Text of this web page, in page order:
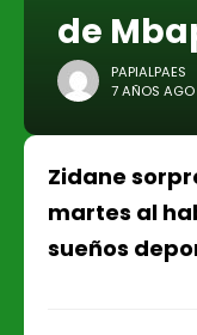
de
PAPIALPAES
7 AÑOS AGO
Zidane
martes al
sueños